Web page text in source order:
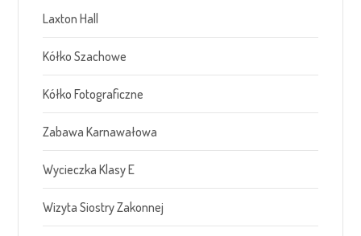
Laxton Hall
Kółko Szachowe
Kółko Fotograficzne
Zabawa Karnawałowa
Wycieczka Klasy E
Wizyta Siostry Zakonnej